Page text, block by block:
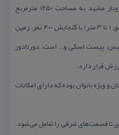
زمین‌ها شامل بزرگ‌ترین استخر روباز مشهد به مساحت ۱۲۵۰ مترمربع
(طول ۵۰ متر و عرض ۲۵ متر و با عمق ۱ تا ۳ متر) با گنجایش ۴۰۰ نفر، زمین
پیست اسكی و… است. دورتادور
قرار دارد.
ویژه بانوان بوده كه دارای امكانات
تا قسمت‌های شرقی را شامل می‌شود.